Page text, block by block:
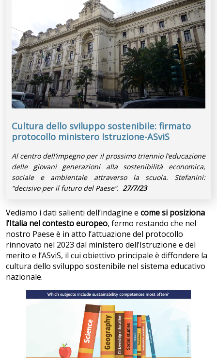
Cultura dello sviluppo sostenibile: firmato
protocollo ministero Istruzione-ASviS
Al centro dell’impegno per il prossimo triennio l’educazione
delle giovani generazioni alla sostenibilità economica,
sociale e ambientale attraverso la scuola. Stefanini:
“decisivo per il futuro del Paese”. 27/7/23
Vediamo i dati salienti dell’indagine e come si posiziona
l’Italia nel contesto europeo, fermo restando che nel
nostro Paese è in atto l’attuazione del protocollo
rinnovato nel 2023 dal ministero dell’Istruzione e del
merito e l’ASviS, il cui obiettivo principale è diffondere la
cultura dello sviluppo sostenibile nel sistema educativo
nazionale.